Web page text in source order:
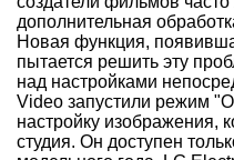
дополнительная
Новая функция,
пытается решить эту
над настройками
Video запустили режим
настройку изображения,
студия. Он доступен